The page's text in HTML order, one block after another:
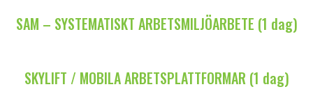
SAM – SYSTEMATISKT ARBETSMILJÖARBETE (1 dag)
SKYLIFT / MOBILA ARBETSPLATTFORMAR (1 dag)